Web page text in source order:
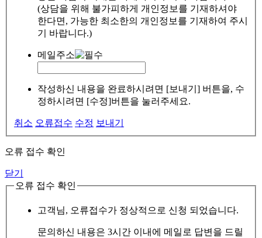
(상담을 위해 불가피하게 개인정보를 기재하셔야
한다면, 가능한 최소한의 개인정보를 기재하여 주시
기 바랍니다.)
메일주소
작성하신 내용을 완료하시려면 [보내기] 버튼을, 수
정하시려면 [수정]버튼을 눌러주세요.
취소 오류접수 수정 보내기
오류 접수 확인
닫기
오류 접수 확인
고객님, 오류접수가 정상적으로 신청 되었습니다.
문의하신 내용은 3시간 이내에 메일로 답변을 드릴